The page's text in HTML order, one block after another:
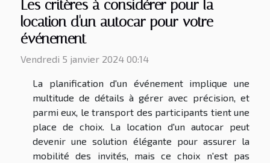
Les critères à considérer pour la
location d'un autocar pour votre
événement
Vendredi 5 janvier 2024 00:14
La planification d'un événement implique une
multitude de détails à gérer avec précision, et
parmi eux, le transport des participants tient une
place de choix. La location d'un autocar peut
devenir une solution élégante pour assurer la
mobilité des invités, mais ce choix n'est pas